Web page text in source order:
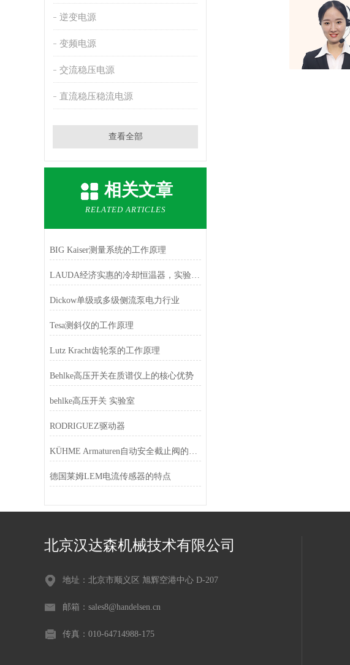
逆变电源
变频电源
交流稳压电源
直流稳压稳流电源
查看全部
相关文章
RELATED ARTICLES
BIG Kaiser测量系统的工作原理
LAUDA经济实惠的冷却恒温器，实验室中保持 -25 至 100 °C
Dickow单级或多级侧流泵电力行业
Tesa测斜仪的工作原理
Lutz Kracht齿轮泵的工作原理
Behlke高压开关在质谱仪上的核心优势
behlke高压开关 实验室
RODRIGUEZ驱动器
KÜHME Armaturen自动安全截止阀的特点
德国莱姆LEM电流传感器的特点
北京汉达森机械技术有限公司
地址：北京市顺义区 旭辉空港中心 D-207
邮箱：sales8@handelsen.cn
传真：010-64714988-175